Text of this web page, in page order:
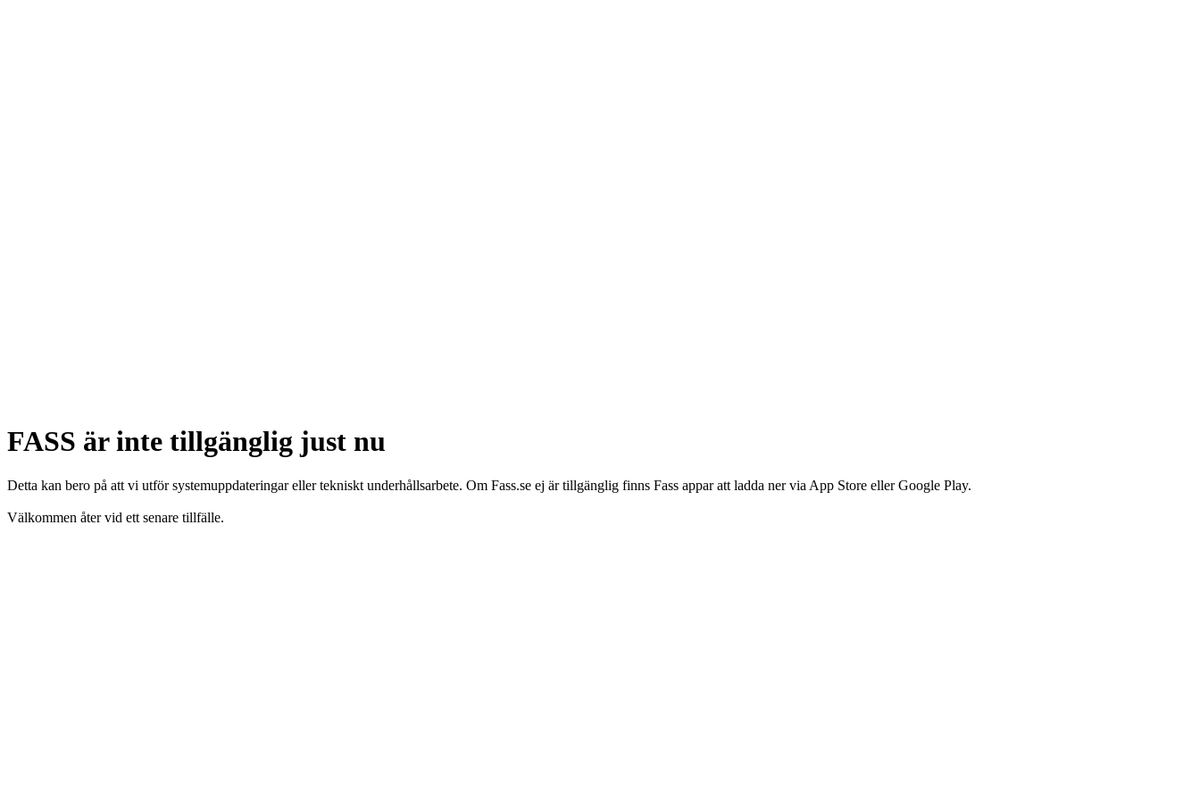
FASS är inte tillgänglig just nu
Detta kan bero på att vi utför systemuppdateringar eller tekniskt underhållsarbete. Om Fass.se ej är tillgänglig finns Fass appar att ladda ner via App Store eller Google Play.
Välkommen åter vid ett senare tillfälle.